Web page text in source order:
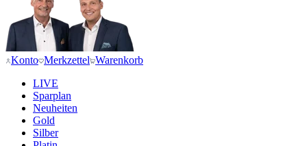
Konto Merkzettel Warenkorb
LIVE
Sparplan
Neuheiten
Gold
Silber